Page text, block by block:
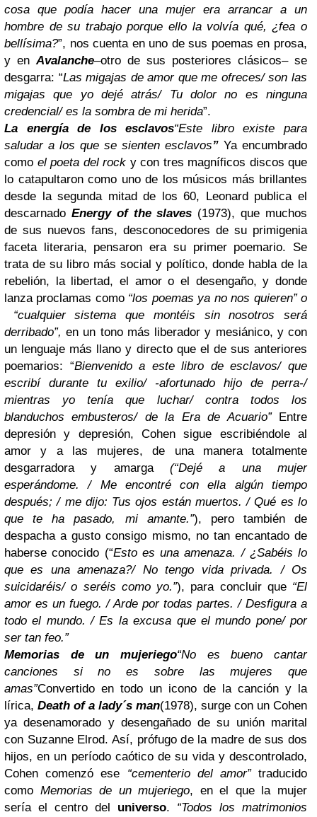
cosa que podía hacer una mujer era arrancar a un
hombre de su trabajo porque ello la volvía qué, ¿fea o
bellísima?”, nos cuenta en uno de sus poemas en prosa,
y enAvalanche–otro de sus posteriores clásicos– se
desgarra: “Las migajas de amor que me ofreces/ son las
migajas que yo dejé atrás/ Tu dolor no es ninguna
credencial/ es la sombra de mi herida”.
La energía de los esclavos“Este libro existe para
saludar a los que se sienten esclavos” Ya encumbrado
como el poeta del rock y con tres magníficos discos que
lo catapultaron como uno de los músicos más brillantes
desde la segunda mitad de los 60, Leonard publica el
descarnado Energy of the slaves (1973), que muchos
de sus nuevos fans, desconocedores de su primigenia
faceta literaria, pensaron era su primer poemario. Se
trata de su libro más social y político, donde habla de la
rebelión, la libertad, el amor o el desengaño, y donde
lanza proclamas como “los poemas ya no nos quieren” o
“cualquier sistema que montéis sin nosotros será
derribado”,en un tono más liberador y mesiánico, y con
un lenguaje más llano y directo que el de sus anteriores
poemarios: “Bienvenido a este libro de esclavos/ que
escribí durante tu exilio/ -afortunado hijo de perra-/
mientras yo tenía que luchar/ contra todos los
blanduchos embusteros/ de la Era de Acuario”
Entre
depresión y depresión, Cohen sigue escribiéndole al
amor y a las mujeres, de una manera totalmente
desgarradora y amarga (“Dejé a una mujer
esperándome. / Me encontré con ella algún tiempo
después; / me dijo: Tus ojos están muertos. / Qué es lo
que te ha pasado, mi amante.”), pero también de
despacha a gusto consigo mismo, no tan encantado de
haberse conocido (“Esto es una amenaza. / ¿Sabéis lo
que es una amenaza?/ No tengo vida privada. / Os
suicidaréis/ o seréis como yo.”), para concluir que “El
amor es un fuego. / Arde por todas partes. / Desfigura a
todo el mundo. / Es la excusa que el mundo pone/ por
ser tan feo.”
Memorias de un mujeriego“No es bueno cantar
canciones si no es sobre las mujeres que
amas”Convertido en todo un icono de la canción y la
lírica, Death of a lady´s man(1978), surge con un Cohen
ya desenamorado y desengañado de su unión marital
con Suzanne Elrod. Así, prófugo de la madre de sus dos
hijos, en un período caótico de su vida y descontrolado,
Cohen comenzó ese “cementerio del amor”traducido
como Memorias de un mujeriego, en el que la mujer
sería el centro del universo. “Todos los matrimonios